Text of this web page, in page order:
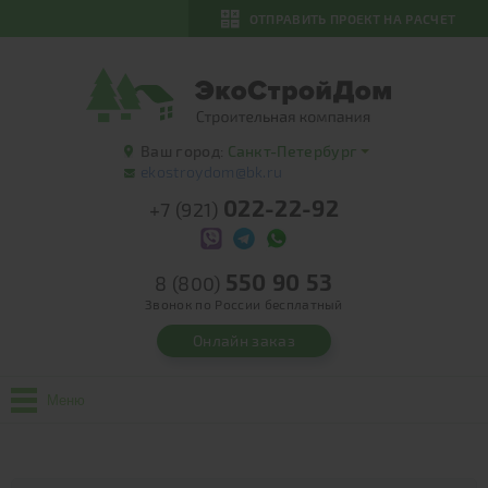
ОТПРАВИТЬ ПРОЕКТ НА РАСЧЕТ
Ваш город: Санкт-Петербург
ekostroydom@bk.ru
+7 (921) 022-22-92
8 (800) 550 90 53
Звонок по России бесплатный
Онлайн заказ